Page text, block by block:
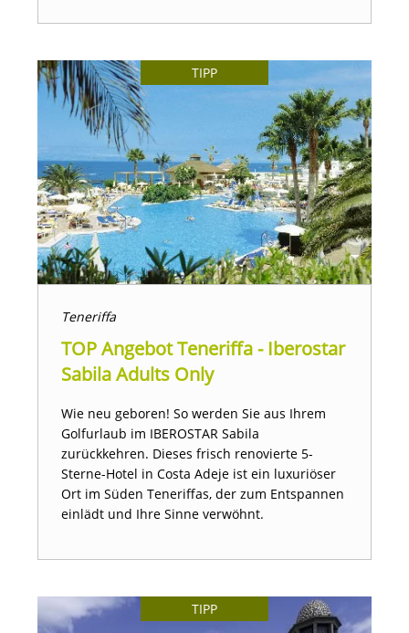
TIPP
Teneriffa
TOP Angebot Teneriffa - Iberostar
Sabila Adults Only
Wie neu geboren! So werden Sie aus Ihrem
Golfurlaub im IBEROSTAR Sabila
zurückkehren. Dieses frisch renovierte 5-
Sterne-Hotel in Costa Adeje ist ein luxuriöser
Ort im Süden Teneriffas, der zum Entspannen
einlädt und Ihre Sinne verwöhnt.
TIPP